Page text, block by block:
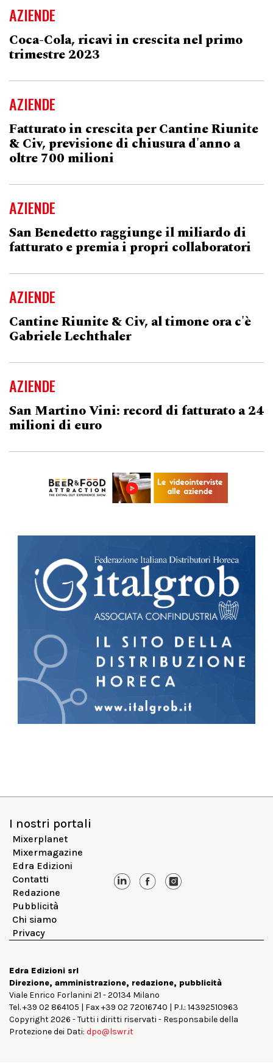
AZIENDE
Coca-Cola, ricavi in crescita nel primo
trimestre 2023
AZIENDE
Fatturato in crescita per Cantine Riunite
& Civ, previsione di chiusura d'anno a
oltre 700 milioni
AZIENDE
San Benedetto raggiunge il miliardo di
fatturato e premia i propri collaboratori
AZIENDE
Cantine Riunite & Civ, al timone ora c'è
Gabriele Lechthaler
AZIENDE
San Martino Vini: record di fatturato a 24
milioni di euro
I nostri portali
Mixerplanet
Mixermagazine
Edra Edizioni
Contatti
Redazione
Pubblicità
Chi siamo
Privacy
Edra Edizioni srl
Direzione, amministrazione, redazione, pubblicità
Viale Enrico Forlanini 21 - 20134 Milano
Tel. +39 02 864105 | Fax +39 02 72016740 | P.I.: 14392510963
Copyright 2026 - Tutti i diritti riservati - Responsabile della
Protezione dei Dati: dpo@lswr.it